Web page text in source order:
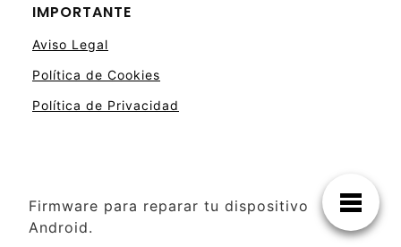
IMPORTANTE
Aviso Legal
Política de Cookies
Política de Privacidad
Firmware para reparar tu dispositivo
Android.